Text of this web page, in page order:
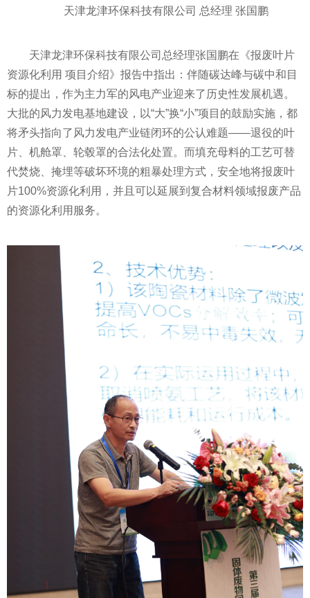
天津龙津环保科技有限公司 总经理 张国鹏
天津龙津环保科技有限公司总经理张国鹏在《报废叶片
资源化利用 项目介绍》报告中指出：伴随碳达峰与碳中和目
标的提出，作为主力军的风电产业迎来了历史性发展机遇。
大批的风力发电基地建设，以“大”换“小”项目的鼓励实施，都
将矛头指向了风力发电产业链闭环的公认难题——退役的叶
片、机舱罩、轮毂罩的合法化处置。而填充母料的工艺可替
代焚烧、掩埋等破坏环境的粗暴处理方式，安全地将报废叶
片100%资源化利用，并且可以延展到复合材料领域报废产品
的资源化利用服务。